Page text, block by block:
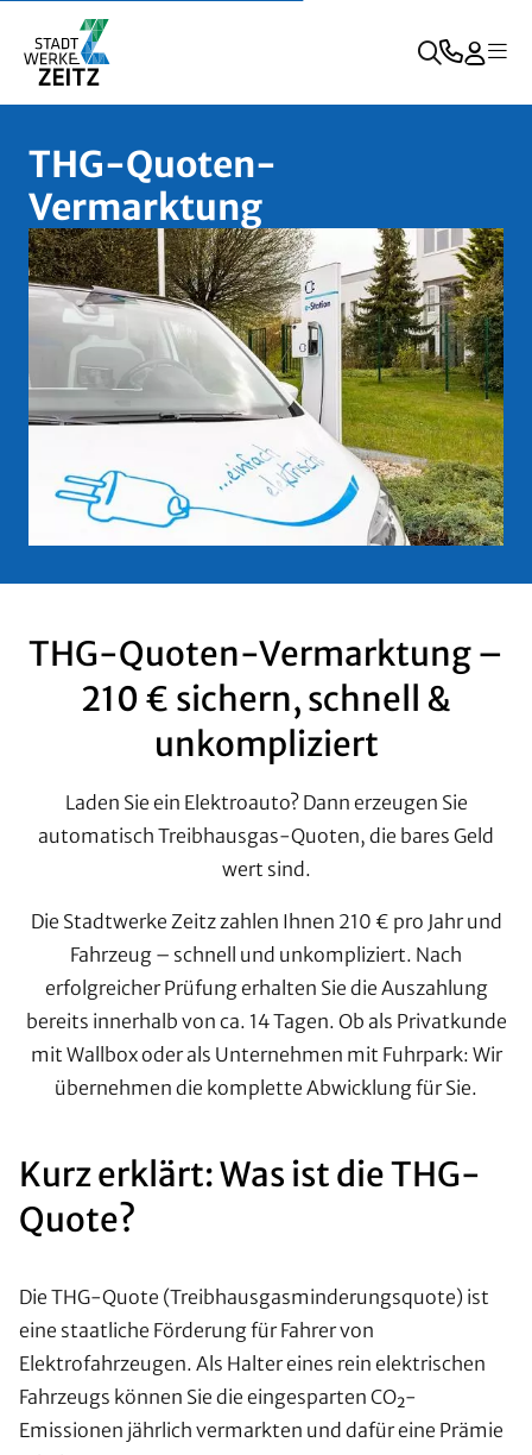
THG-Quoten-
Vermarktung
THG-Quoten-Vermarktung –
210 € sichern, schnell &
unkompliziert
Laden Sie ein Elektroauto? Dann erzeugen Sie
automatisch Treibhausgas-Quoten, die bares Geld
wert sind.
Die Stadtwerke Zeitz zahlen Ihnen 210 € pro Jahr und
Fahrzeug – schnell und unkompliziert. Nach
erfolgreicher Prüfung erhalten Sie die Auszahlung
bereits innerhalb von ca. 14 Tagen. Ob als Privatkunde
mit Wallbox oder als Unternehmen mit Fuhrpark: Wir
übernehmen die komplette Abwicklung für Sie.
Kurz erklärt: Was ist die THG-
Quote?
Die THG-Quote (Treibhausgasminderungsquote) ist
eine staatliche Förderung für Fahrer von
Elektrofahrzeugen. Als Halter eines rein elektrischen
Fahrzeugs können Sie die eingesparten CO₂-
Emissionen jährlich vermarkten und dafür eine Prämie